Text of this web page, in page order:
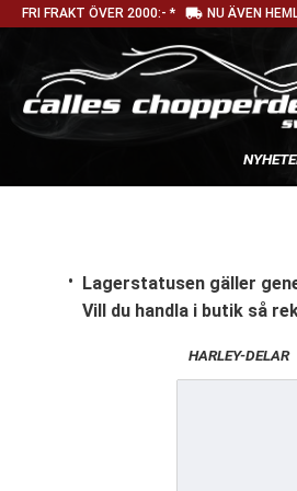
FRI FRAKT ÖVER 2000:- * local_shipping NU ÄVEN
Lagerstatusen gäller
Vill du handla i butik så
HARLEY-DELAR